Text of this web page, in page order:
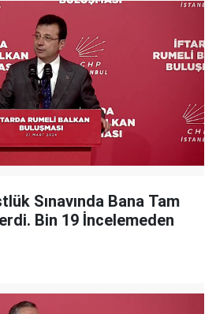
Sınavında Bana Tam
Bin 19 İncelemeden